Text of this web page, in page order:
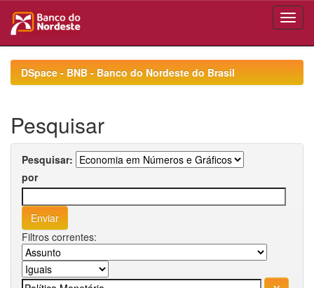
navigationDSpace - BNB - Banco do Nordeste do Brasil
Pesquisar
Pesquisar:
por
Filtros correntes: